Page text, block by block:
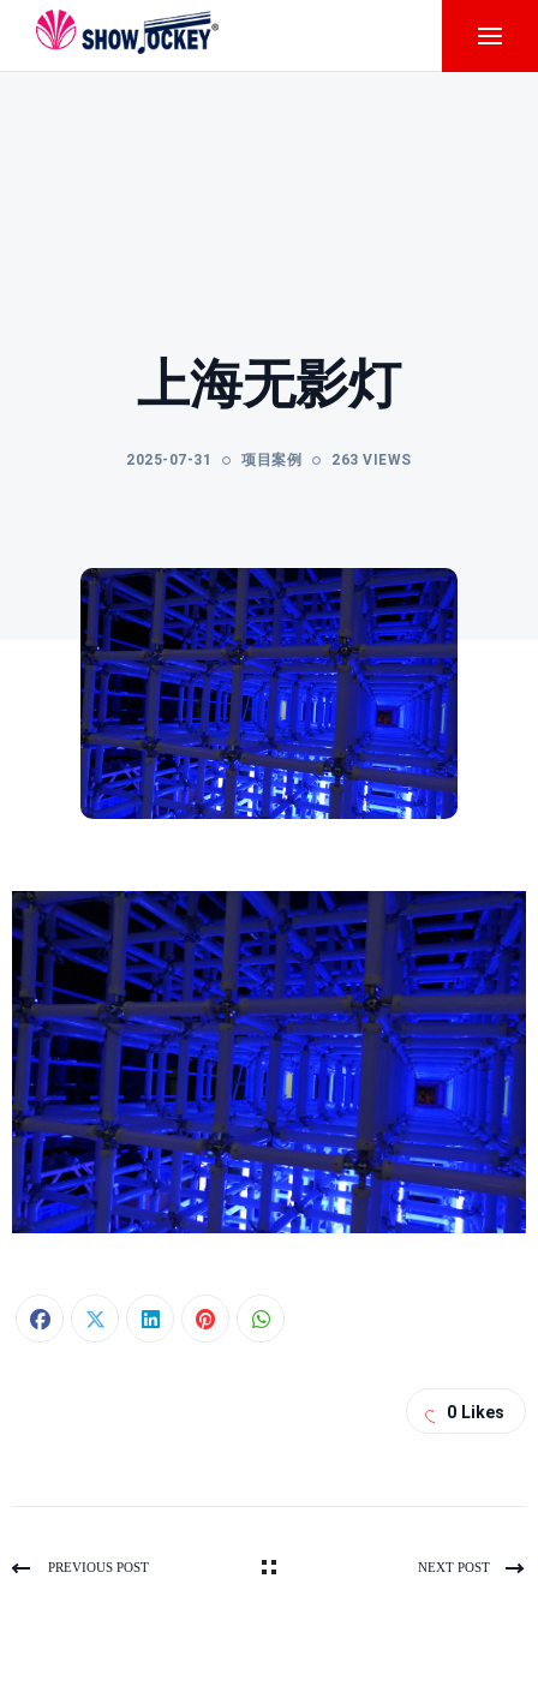
上海无影灯
2025-07-31 项目案例 263 VIEWS
0 Likes
PREVIOUS POST NEXT POST